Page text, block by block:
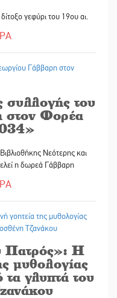
γεφύρι του 19ου αι.
συλλογής του
στον Φορέα
Νεότερης και
η δωρεά Γάββαρη
Πατρός»: Η
μυθολογίας
τα γλυπτά του